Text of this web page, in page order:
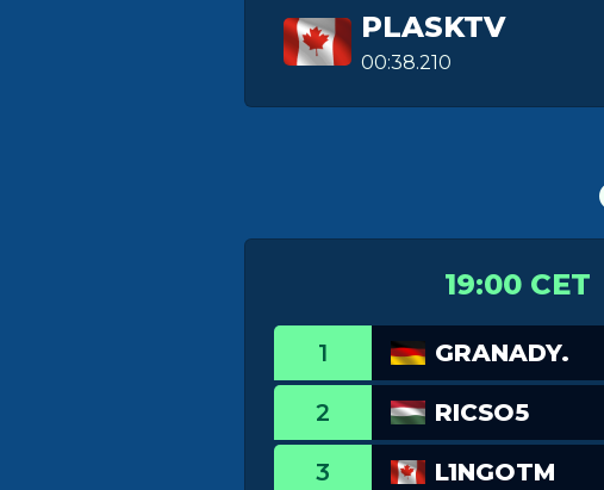
PLASKTV
00:38.210
19:00 CET
1 GRANADY.
2 RICSO5
3 L1NGOTM